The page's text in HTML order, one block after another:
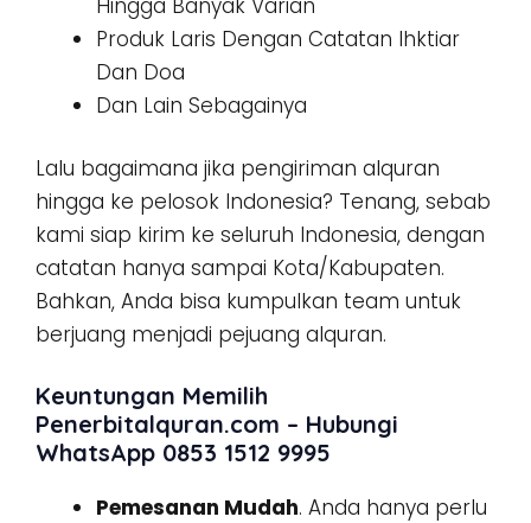
Produk Laris Dengan Catatan Ihktiar
Dan Doa
Dan Lain Sebagainya
Lalu bagaimana jika pengiriman alquran
hingga ke pelosok Indonesia? Tenang, sebab
kami siap kirim ke seluruh Indonesia, dengan
catatan hanya sampai Kota/Kabupaten.
Bahkan, Anda bisa kumpulkan team untuk
berjuang menjadi pejuang alquran.
Keuntungan Memilih
Penerbitalquran.com – Hubungi
WhatsApp 0853 1512 9995
Pemesanan Mudah. Anda hanya perlu